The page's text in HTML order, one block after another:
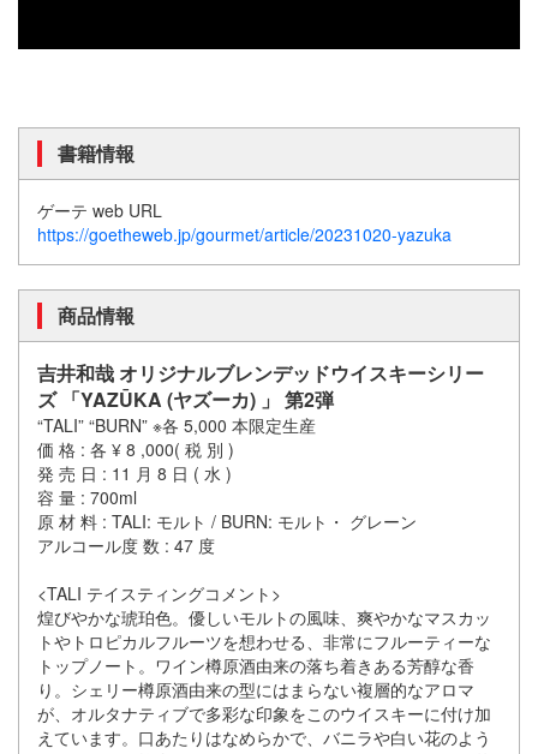
書籍情報
ゲーテ web URL
https://goetheweb.jp/gourmet/article/20231020-yazuka
商品情報
吉井和哉 オリジナルブレンデッドウイスキーシリー
ズ 「YAZŪKA (ヤズーカ) 」 第2弾
“TALI” “BURN” ※各 5,000 本限定生産
価 格 : 各 ¥ 8 ,000( 税 別 )
発 売 日 : 11 月 8 日 ( 水 )
容 量 : 700ml
原 材 料 : TALI: モルト / BURN: モルト・ グレーン
アルコール度 数 : 47 度
<TALI テイスティングコメント>
煌びやかな琥珀色。優しいモルトの風味、爽やかなマスカッ
トやトロピカルフルーツを想わせる、非常にフルーティーな
トップノート。ワイン樽原酒由来の落ち着きある芳醇な香
り。シェリー樽原酒由来の型にはまらない複層的なアロマ
が、オルタナティブで多彩な印象をこのウイスキーに付け加
えています。口あたりはなめらかで、バニラや白い花のよう